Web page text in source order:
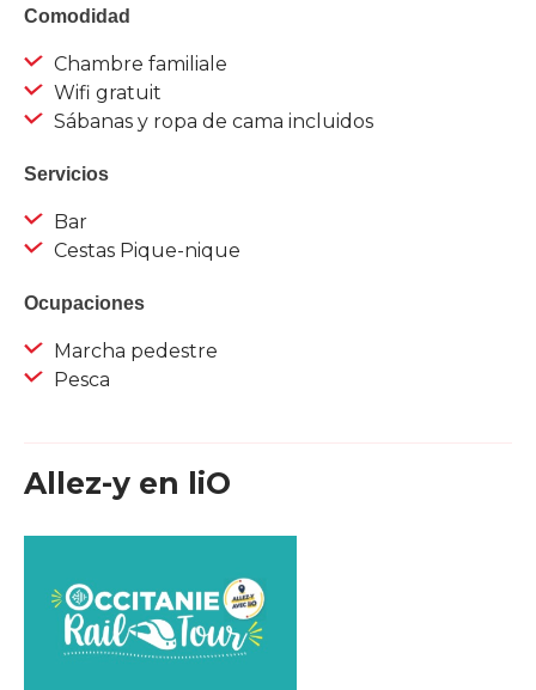
Comodidad
Chambre familiale
Wifi gratuit
Sábanas y ropa de cama incluidos
Servicios
Bar
Cestas Pique-nique
Ocupaciones
Marcha pedestre
Pesca
Allez-y en liO